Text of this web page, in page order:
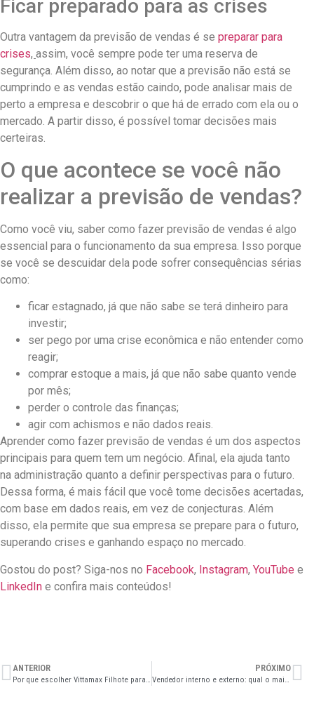
Ficar preparado para as crises
Outra vantagem da previsão de vendas é se preparar para
crises, assim, você sempre pode ter uma reserva de
segurança. Além disso, ao notar que a previsão não está se
cumprindo e as vendas estão caindo, pode analisar mais de
perto a empresa e descobrir o que há de errado com ela ou o
mercado. A partir disso, é possível tomar decisões mais
certeiras.
O que acontece se você não
realizar a previsão de vendas?
Como você viu, saber como fazer previsão de vendas é algo
essencial para o funcionamento da sua empresa. Isso porque
se você se descuidar dela pode sofrer consequências sérias
como:
ficar estagnado, já que não sabe se terá dinheiro para
investir;
ser pego por uma crise econômica e não entender como
reagir;
comprar estoque a mais, já que não sabe quanto vende
por mês;
perder o controle das finanças;
agir com achismos e não dados reais.
Aprender como fazer previsão de vendas é um dos aspectos
principais para quem tem um negócio. Afinal, ela ajuda tanto
na administração quanto a definir perspectivas para o futuro.
Dessa forma, é mais fácil que você tome decisões acertadas,
com base em dados reais, em vez de conjecturas. Além
disso, ela permite que sua empresa se prepare para o futuro,
superando crises e ganhando espaço no mercado.
Gostou do post? Siga-nos no Facebook, Instagram, YouTube e
LinkedIn e confira mais conteúdos!
ANTERIOR
Por que escolher Vittamax Filhote para seu cachorro?
PRÓXIMO
Vendedor interno e externo: qual o mais indicado para sua distribuidora?